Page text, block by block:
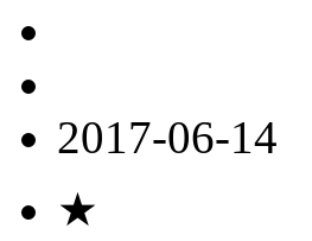
2017-06-14
★